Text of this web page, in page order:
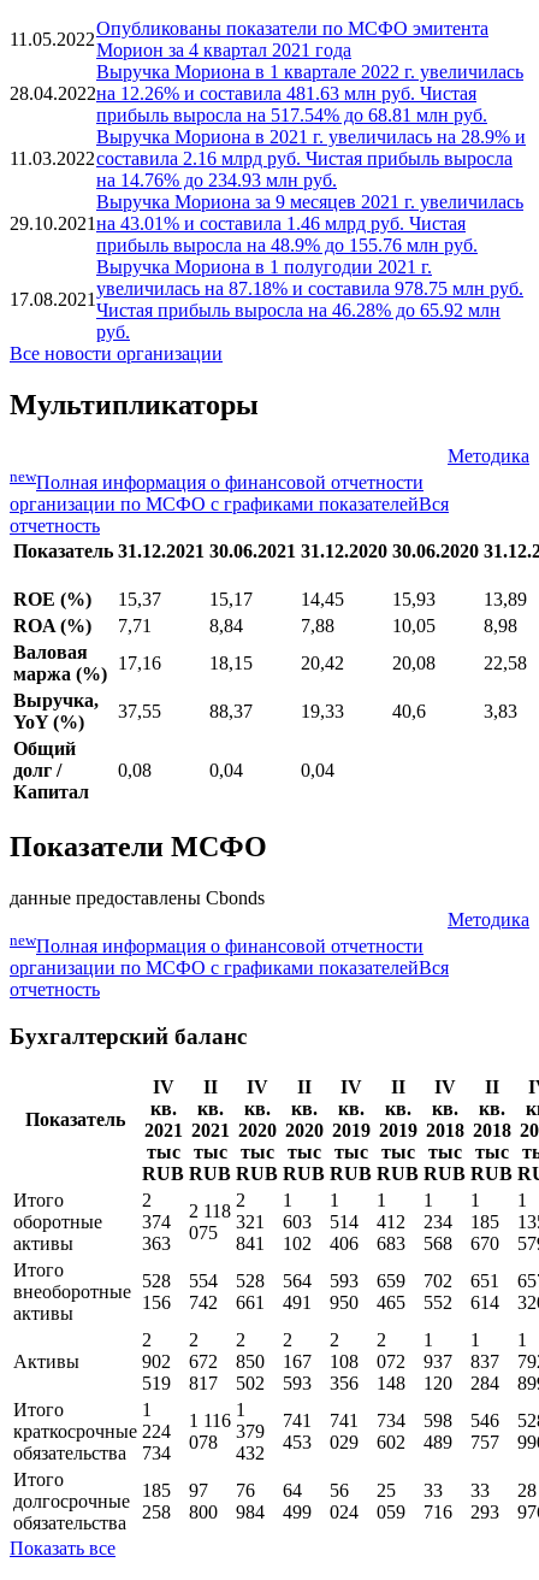
11.05.2022
Опубликованы показатели по МСФО эмитента
Морион за 4 квартал 2021 года
28.04.2022
Выручка Мориона в 1 квартале 2022 г. увеличилась
на 12.26% и составила 481.63 млн руб. Чистая
прибыль выросла на 517.54% до 68.81 млн руб.
11.03.2022
Выручка Мориона в 2021 г. увеличилась на 28.9% и
составила 2.16 млрд руб. Чистая прибыль выросла
на 14.76% до 234.93 млн руб.
29.10.2021
Выручка Мориона за 9 месяцев 2021 г. увеличилась
на 43.01% и составила 1.46 млрд руб. Чистая
прибыль выросла на 48.9% до 155.76 млн руб.
17.08.2021
Выручка Мориона в 1 полугодии 2021 г.
увеличилась на 87.18% и составила 978.75 млн руб.
Чистая прибыль выросла на 46.28% до 65.92 млн
руб.
Все новости организации
Мультипликаторы
Методика
newПолная информация о финансовой отчетности
организации по МСФО с графиками показателейВся
отчетность
Показатель 31.12.2021 30.06.2021 31.12.2020 30.06.2020
ROE (%) 15,37 15,17 14,45 15,93
13,89
ROA (%)
7,71 8,84 7,88 10,05
8,98
Валовая
маржа (%)
17,16 18,15 20,42 20,08
22,58
Выручка,
YoY (%)
37,55 88,37 19,33 40,6
3,83
Общий
долг /
Капитал
0,08 0,04 0,04
Показатели МСФО
данные предоставлены Cbonds
Методика
newПолная информация о финансовой отчетности
организации по МСФО с графиками показателейВся
отчетность
Бухгалтерский баланс
Показатель
IV
кв.
2021
тыс
RUB
II
кв.
2021
тыс
RUB
IV
кв.
2020
тыс
RUB
II
кв.
2020
тыс
RUB
IV
кв.
2019
тыс
RUB
II
кв.
2019
тыс
RUB
IV
кв.
2018
тыс
RUB
II
кв.
2018
тыс
RUB
Итого
оборотные
активы
2
374
363
2 118
075
2
321
841
1
603
102
1
514
406
1
412
683
1
234
568
1
185
670
1
Итого
внеоборотные
активы
528
156
554
742
528
661
564
491
593
950
659
465
702
552
651
614
Активы
2
902
519
2
672
817
2
850
502
2
167
593
2
108
356
2
072
148
1
937
120
1
837
284
1
Итого
краткосрочные
обязательства
1
224
734
1 116
078
1
379
432
741
453
741
029
734
602
598
489
546
757
Итого
долгосрочные
обязательства
185
258
97
800
76
984
64
499
56
024
25
059
33
716
33
293
28
Показать все